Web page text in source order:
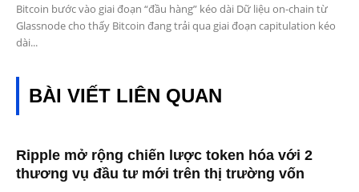
Bitcoin bước vào giai đoạn “đầu hàng” kéo dài Dữ liệu on-chain từ
Glassnode cho thấy Bitcoin đang trải qua giai đoạn capitulation kéo
dài...
BÀI VIẾT LIÊN QUAN
Ripple mở rộng chiến lược token hóa với 2
thương vụ đầu tư mới trên thị trường vốn